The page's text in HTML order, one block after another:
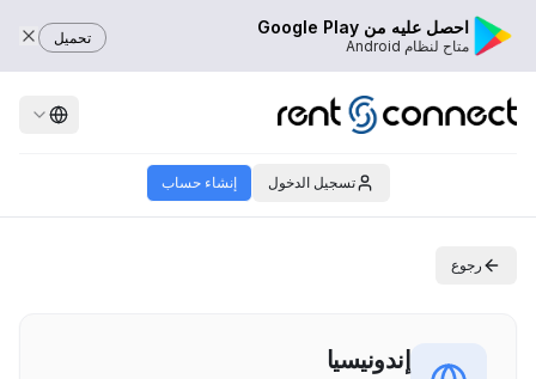
احصل عليه من Google Play
متاح لنظام Android تحميل
تسجيل الدخول إنشاء حساب
رجوع
إندونيسيا